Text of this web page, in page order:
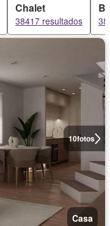
Chalet
38417 resultados
10fotos
Casa